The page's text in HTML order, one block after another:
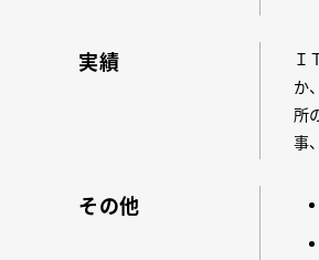
実績
Ｉ
か
所
事
その他